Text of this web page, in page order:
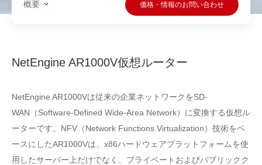
概要 価格・情報のお問い合わせ
NetEngine AR1000V仮想ルーター
NetEngine AR1000Vは従来の企業ネットワークをSD-
WAN（Software-Defined Wide-Area Network）に変換する仮想ル
ーターです。NFV（Network Functions Virtualization）技術をベ
ースにしたAR1000Vは、x86ハードウェアプラットフォームを使
用したサーバー上だけでなく、プライベートおよびパブリックク